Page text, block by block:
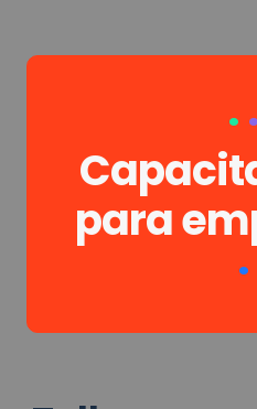
·
para
·